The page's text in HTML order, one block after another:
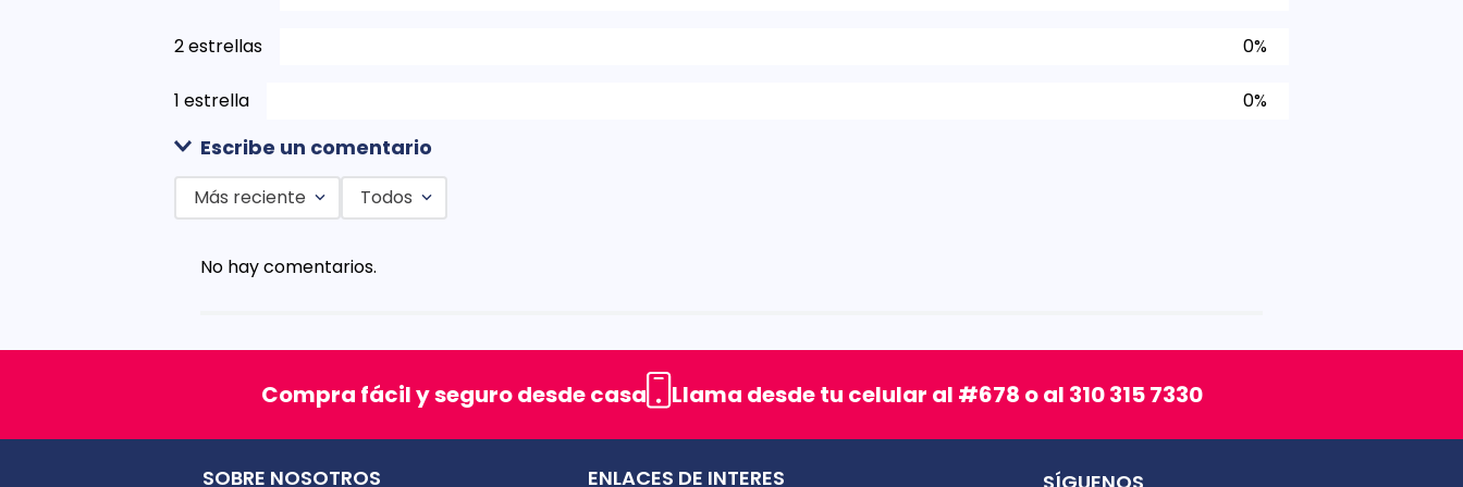
2 estrellas 0%
1 estrella 0%
Escribe un comentario
Título
★★★★
Tu nombre
Más reciente Todos
No hay comentarios.
Compra fácil y seguro desde casa Llama desde tu celular al #678 o al 310 315 7330
SOBRE NOSOTROS ENLACES DE INTERES